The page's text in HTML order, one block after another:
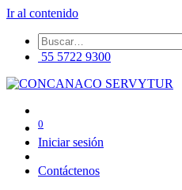
Ir al contenido
55 5722 9300
0
Iniciar sesión
Contáctenos